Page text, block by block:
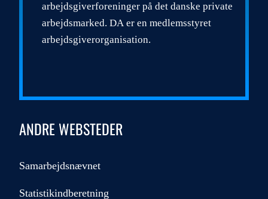
arbejdsgiverforeninger på det danske private
arbejdsmarked. DA er en medlemsstyret
arbejdsgiverorganisation.
ANDRE WEBSTEDER
Samarbejdsnævnet
Statistikindberetning